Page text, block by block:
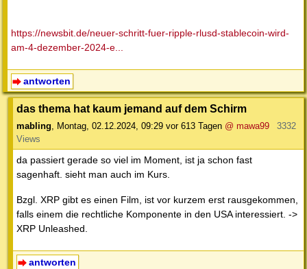
https://newsbit.de/neuer-schritt-fuer-ripple-rlusd-stablecoin-wird-
am-4-dezember-2024-e...
antworten
das thema hat kaum jemand auf dem Schirm
mabling, Montag, 02.12.2024, 09:29 vor 613 Tagen @ mawa99
3332
Views
da passiert gerade so viel im Moment, ist ja schon fast
sagenhaft. sieht man auch im Kurs.
Bzgl. XRP gibt es einen Film, ist vor kurzem erst rausgekommen,
falls einem die rechtliche Komponente in den USA interessiert. ->
XRP Unleashed.
antworten